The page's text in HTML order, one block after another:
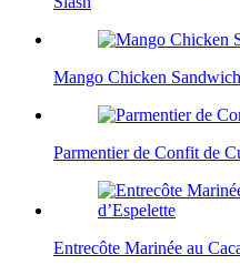
Mango Chicken Sandwich
Parmentier de Confit de
Entrecôte Marinée au